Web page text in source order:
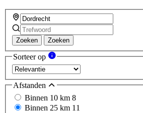
Zoeken Zoeken
Sorteer op
Afstanden
Binnen 10 km 8
Binnen 25 km 11